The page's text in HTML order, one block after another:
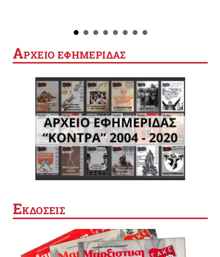
ΑΡΧΕΙΟ ΕΦΗΜΕΡΙΔΑΣ
ΕΚΔΟΣΕΙΣ